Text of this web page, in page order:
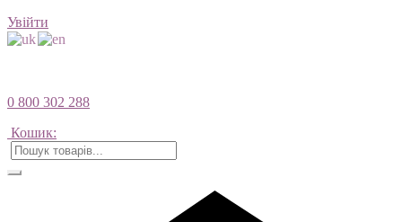
Увійти
0 800 302 288
Кошик: